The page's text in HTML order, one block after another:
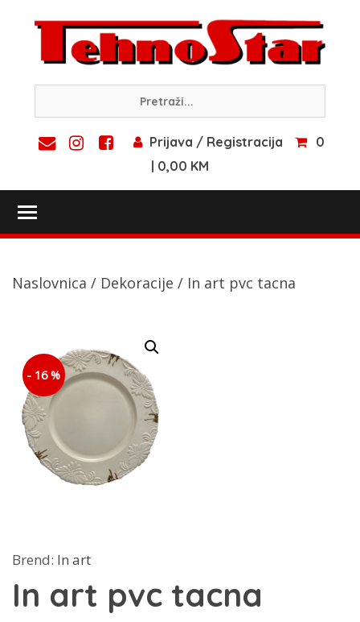
content
Prijava / Registracija
0
| 0,00 KM
Naslovnica / Dekoracije / In art pvc tacna
- 16 %
Brend: In art
In art pvc tacna